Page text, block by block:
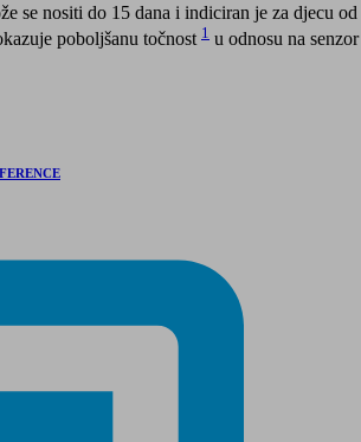
se nositi do 15 dana i indiciran je za djecu
poboljšanu točnost 1 u odnosu na